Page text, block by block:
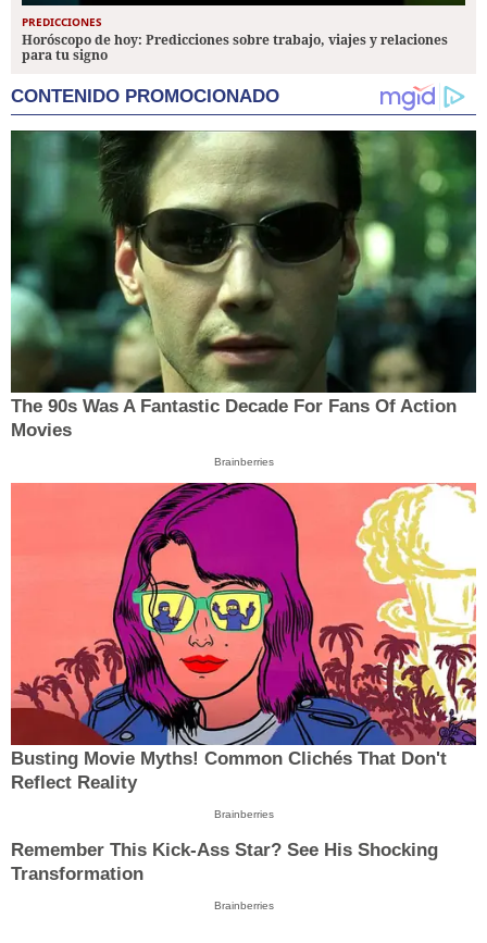
PREDICCIONES
Horóscopo de hoy: Predicciones sobre trabajo, viajes y relaciones
para tu signo
CONTENIDO PROMOCIONADO
The 90s Was A Fantastic Decade For Fans Of Action
Movies
Brainberries
Busting Movie Myths! Common Clichés That Don't
Reflect Reality
Brainberries
Remember This Kick-Ass Star? See His Shocking
Transformation
Brainberries